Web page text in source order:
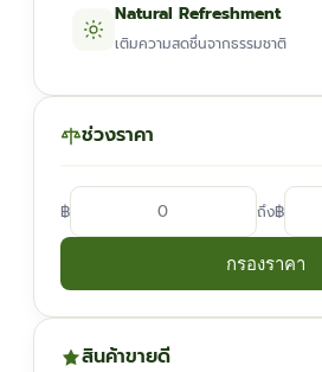
Natural Refreshment
เติมความสดชื่นจากธรรมชาติ
ช่วงราคา
฿ ถึง฿
กรองราคา
สินค้าขายดี